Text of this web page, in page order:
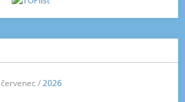
červenec /2026